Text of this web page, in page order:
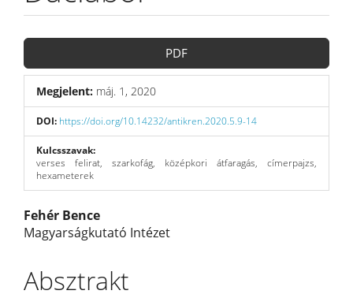
Article
Sidebar
PDF
Megjelent: máj. 1, 2020
DOI: https://doi.org/10.14232/antikren.2020.5.9-14
Kulcsszavak:
verses felirat, szarkofág, középkori átfaragás, címerpajzs,
hexameterek
Main
Article
Content
Fehér Bence
Magyarságkutató Intézet
Absztrakt